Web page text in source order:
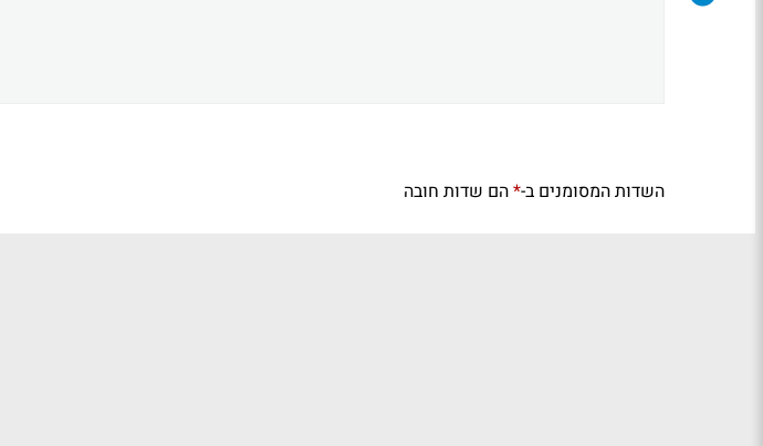
השדות המסומנים ב-*הם שדות חובה